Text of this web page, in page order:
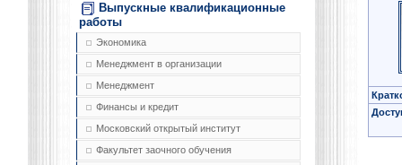
Выпускные квалификационные
работы
Экономика
Менеджмент в организации
Менеджмент
Финансы и кредит
Московский открытый институт
Факультет заочного обучения